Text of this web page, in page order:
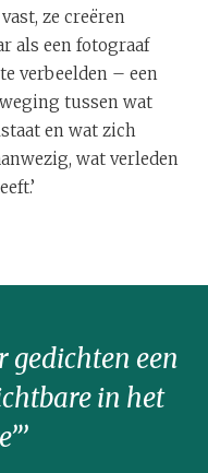
ze creëren
als een fotograaf
verbeelden – een
tussen wat
en wat zich
wat verleden
gedichten een
in het